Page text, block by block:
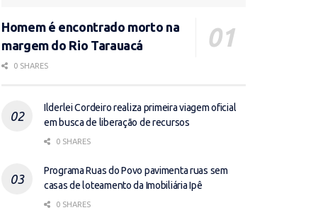
Homem é encontrado morto na
margem do Rio Tarauacá
0 SHARES
Ilderlei Cordeiro realiza primeira viagem oficial
em busca de liberação de recursos
0 SHARES
Programa Ruas do Povo pavimenta ruas sem
casas de loteamento da Imobiliária Ipê
0 SHARES